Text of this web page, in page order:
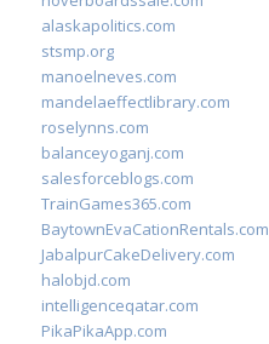
alaskapolitics.com
stsmp.org
manoelneves.com
mandelaeffectlibrary.com
roselynns.com
balanceyoganj.com
salesforceblogs.com
TrainGames365.com
BaytownEvaCationRentals.com
JabalpurCakeDelivery.com
halobjd.com
intelligenceqatar.com
PikaPikaApp.com